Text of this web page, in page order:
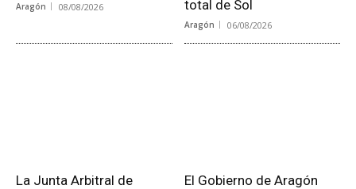
Aragón 08/08/2026 total de Sol
Aragón 06/08/2026
La Junta Arbitral de
El Gobierno de Aragón